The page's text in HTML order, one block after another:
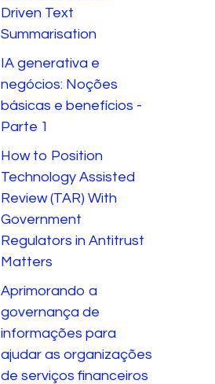
Driven Text
Summarisation
IA generativa e
negócios: Noções
básicas e benefícios -
Parte 1
How to Position
Technology Assisted
Review (TAR) With
Government
Regulators in Antitrust
Matters
Aprimorando a
governança de
informações para
ajudar as organizações
de serviços financeiros